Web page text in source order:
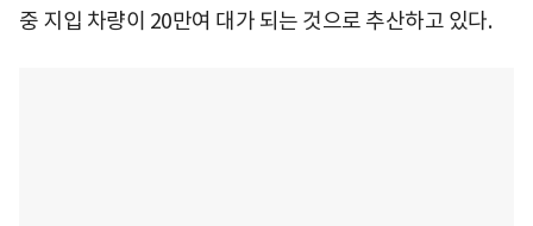
중 지입 차량이 20만여 대가 되는 것으로 추산하고 있다.